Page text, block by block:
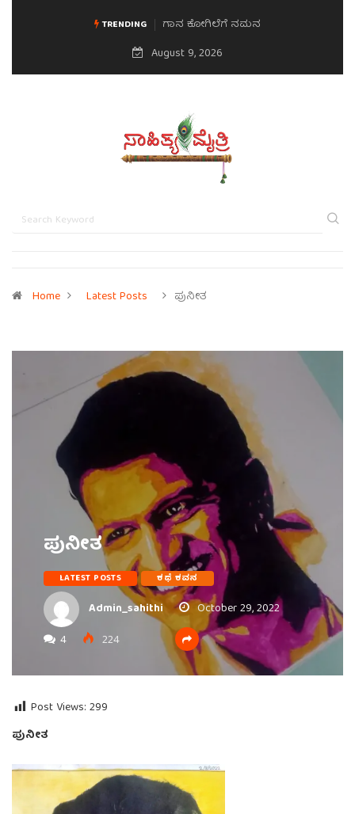
TRENDING
ಗಾನ ಕೋಗಿಲೆಗೆ ನಮನ ಮನಸಿನ ಸವಿಭಾವ
August 9, 2026
Home Latest Posts ಪುನೀತ
ಪುನೀತ
LATEST POSTS ಕಥೆ ಕವನ
Admin_sahithi
October 29, 2022
4
224
Post Views: 299
ಪುನೀತ